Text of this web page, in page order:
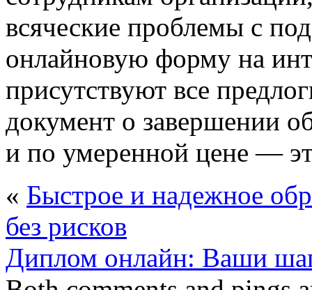
всяческие проблемы с
онлайновую форму на
присутствуют все
документ о завершении
и по умеренной цене —
« Быстрое и надежное
без рисков
Диплом онлайн: Ваши